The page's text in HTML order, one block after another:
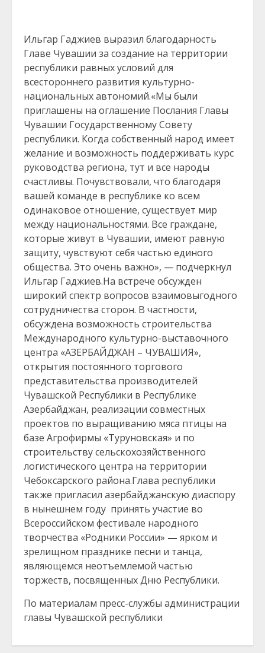
Ильгар Гаджиев выразил благодарность
Главе Чувашии за создание на территории
республики равных условий для
всестороннего развития культурно-
национальных автономий.«Мы были
приглашены на оглашение Послания Главы
Чувашии Государственному Совету
республики. Когда собственный народ имеет
желание и возможность поддерживать курс
руководства региона, тут и все народы
счастливы. Почувствовали, что благодаря
вашей команде в республике ко всем
одинаковое отношение, существует мир
между национальностями. Все граждане,
которые живут в Чувашии, имеют равную
защиту, чувствуют себя частью единого
общества. Это очень важно», — подчеркнул
Ильгар Гаджиев.На встрече обсужден
широкий спектр вопросов взаимовыгодного
сотрудничества сторон. В частности,
обсуждена возможность строительства
Международного культурно-выставочного
центра «АЗЕРБАЙДЖАН – ЧУВАШИЯ»,
открытия постоянного торгового
представительства производителей
Чувашской Республики в Республике
Азербайджан, реализации совместных
проектов по выращиванию мяса птицы на
базе Агрофирмы «Туруновская» и по
строительству сельскохозяйственного
логистического центра на территории
Чебоксарского района.Глава республики
также пригласил азербайджанскую диаспору
в нынешнем году принять участие во
Всероссийском фестивале народного
творчества «Родники России» — ярком и
зрелищном празднике песни и танца,
являющемся неотъемлемой частью
торжеств, посвященных Дню Республики.
По материалам пресс-службы администрации
главы Чувашской республики